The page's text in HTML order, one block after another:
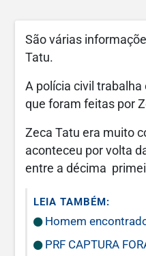
São várias
Tatu.
A polícia civil
que foram feitas por
Zeca Tatu era muito
aconteceu por volta
entre a décima
LEIA TAMBÉM:
Homem
PRF CAPTURA